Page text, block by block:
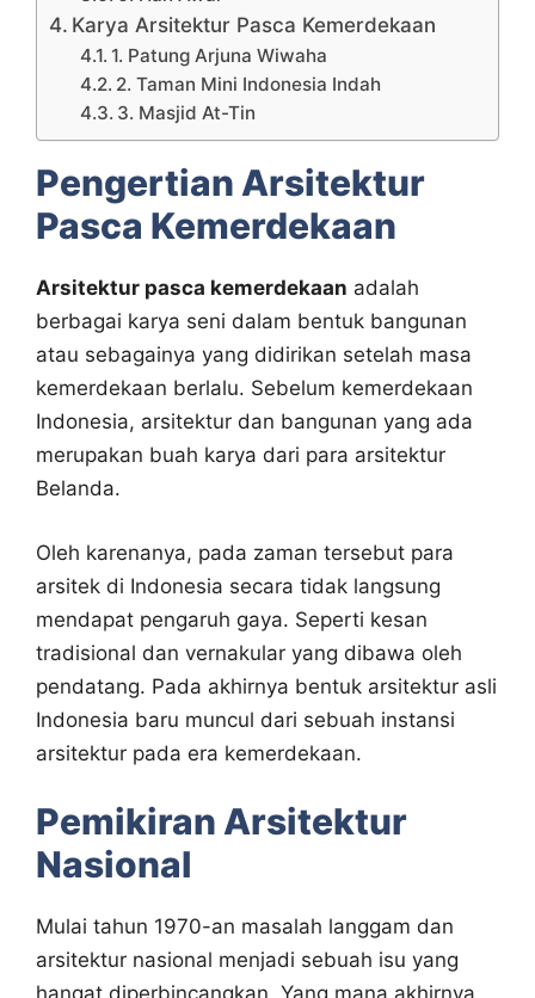
Karya Arsitektur Pasca Kemerdekaan
1. Patung Arjuna Wiwaha
2. Taman Mini Indonesia Indah
3. Masjid At-Tin
Pengertian Arsitektur
Pasca Kemerdekaan
Arsitektur pasca kemerdekaan adalah
berbagai karya seni dalam bentuk bangunan
atau sebagainya yang didirikan setelah masa
kemerdekaan berlalu. Sebelum kemerdekaan
Indonesia, arsitektur dan bangunan yang ada
merupakan buah karya dari para arsitektur
Belanda.
Oleh karenanya, pada zaman tersebut para
arsitek di Indonesia secara tidak langsung
mendapat pengaruh gaya. Seperti kesan
tradisional dan vernakular yang dibawa oleh
pendatang. Pada akhirnya bentuk arsitektur asli
Indonesia baru muncul dari sebuah instansi
arsitektur pada era kemerdekaan.
Pemikiran Arsitektur
Nasional
Mulai tahun 1970-an masalah langgam dan
arsitektur nasional menjadi sebuah isu yang